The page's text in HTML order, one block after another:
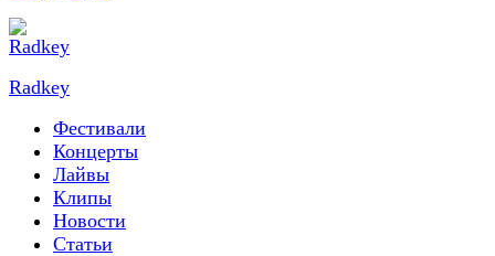
Radkey
Фестивали
Концерты
Лайвы
Клипы
Новости
Статьи